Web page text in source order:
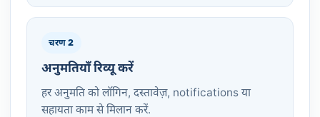
चरण 2
अनुमतियाँ रिव्यू करें
हर अनुमति को लॉगिन, दस्तावेज़, notifications या
सहायता काम से मिलान करें.